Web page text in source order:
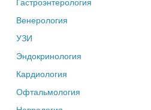
Венерология
УЗИ
Эндокринология
Кардиология
Офтальмология